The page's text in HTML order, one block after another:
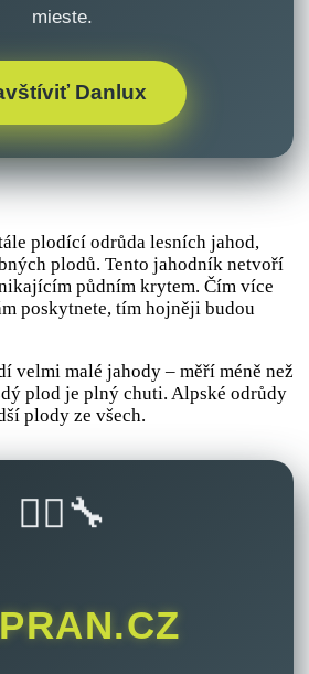
mieste.
Danlux
plodící odrůda lesních jahod,
plodů. Tento jahodník netvoří
půdním krytem. Čím více
poskytnete, tím hojněji budou
velmi malé jahody – měří méně než
plod je plný chuti. Alpské odrůdy
plody ze všech.
🚴‍♂️🔧